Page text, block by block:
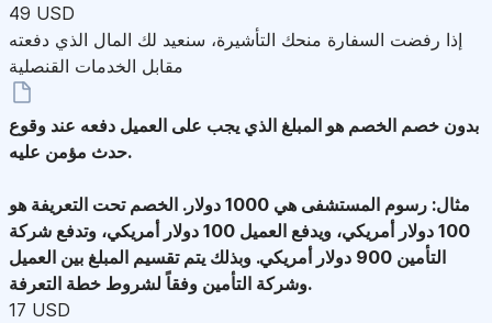
49 USD
إذا رفضت السفارة منحك التأشيرة، سنعيد لك المال الذي دفعته
مقابل الخدمات القنصلية
بدون خصم الخصم هو المبلغ الذي يجب على العميل دفعه عند وقوع
حدث مؤمن عليه.
مثال: رسوم المستشفى هي 1000 دولار. الخصم تحت التعريفة هو
100 دولار أمريكي، ويدفع العميل 100 دولار أمريكي، وتدفع شركة
التأمين 900 دولار أمريكي. وبذلك يتم تقسيم المبلغ بين العميل
وشركة التأمين وفقاً لشروط خطة التعرفة.
17 USD